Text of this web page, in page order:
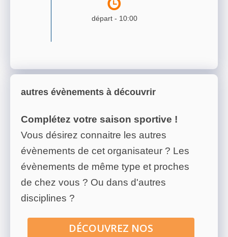
départ - 10:00
autres évènements à découvrir
Complétez votre saison sportive !
Vous désirez connaitre les autres
évènements de cet organisateur ? Les
évènements de même type et proches
de chez vous ? Ou dans d'autres
disciplines ?
DÉCOUVREZ NOS